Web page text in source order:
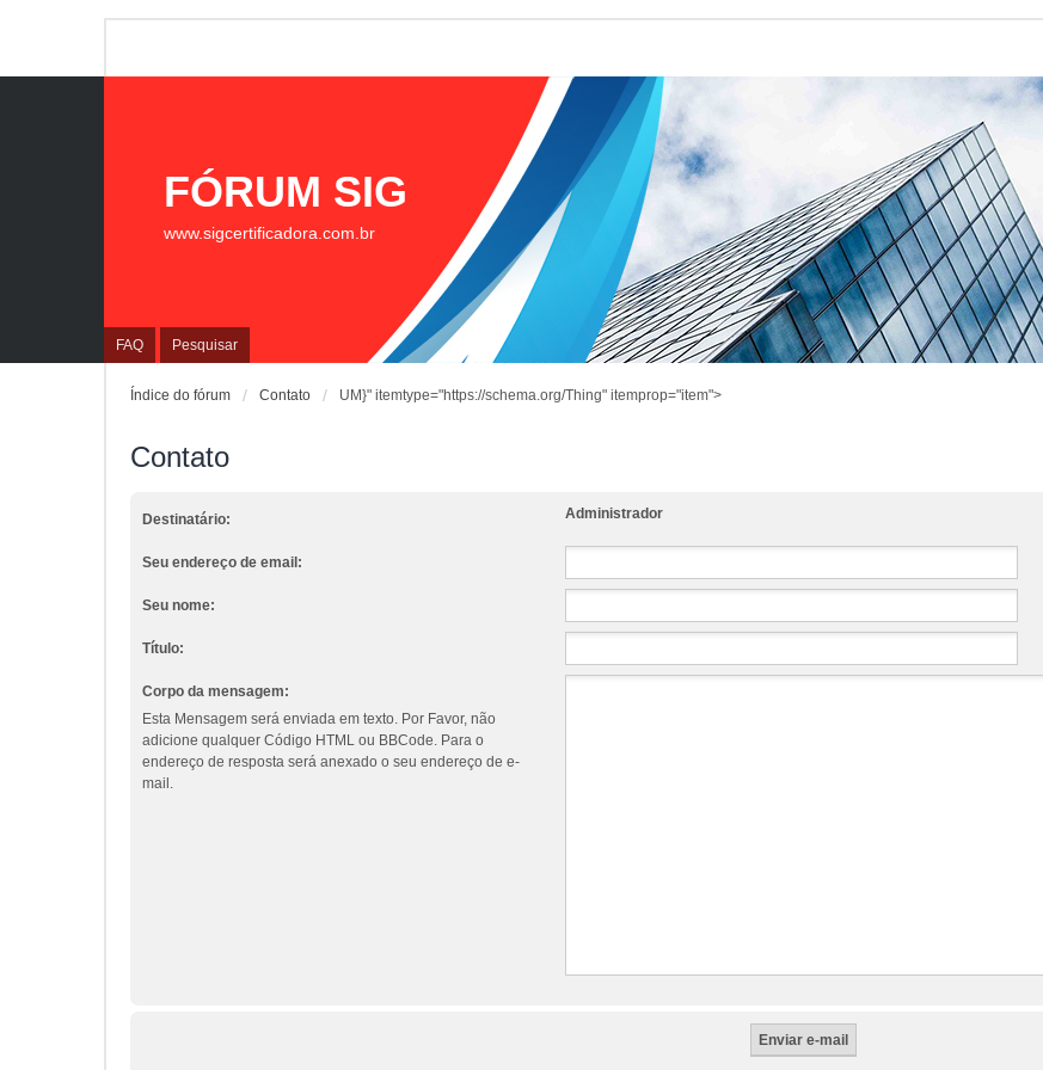
FAQ Pesquisar
FÓRUM SIG
www.sigcertificadora.com.br
Índice do fórum Contato UM}" itemtype="https://schema.org/Thing" itemprop="item">
Contato
Destinatário: Administrador
Seu endereço de email:
Seu nome:
Título:
Corpo da mensagem:
Esta Mensagem será enviada em texto. Por Favor, não
adicione qualquer Código HTML ou BBCode. Para o
endereço de resposta será anexado o seu endereço de e-
mail.